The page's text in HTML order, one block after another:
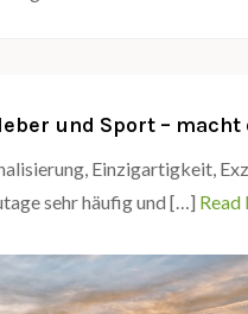
und Sport – macht
Einzigartigkeit,
sehr häufig und […]